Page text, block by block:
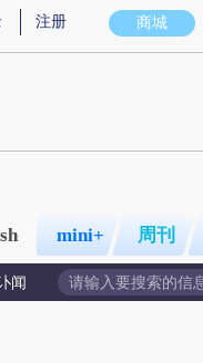
在偏差。不代表财新观点和立
商城
注册
mini+ 周刊
闻